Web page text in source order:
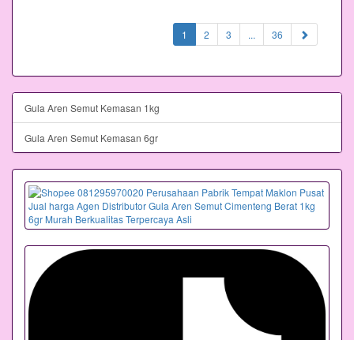
1 (current)
2 3 ... 36
Gula Aren Semut Kemasan 1kg
Gula Aren Semut Kemasan 6gr